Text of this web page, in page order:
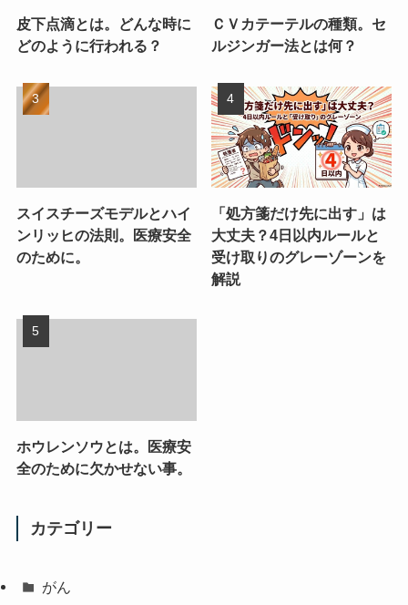
皮下点滴とは。どんな時に
どのように行われる？
ＣＶカテーテルの種類。セ
ルジンガー法とは何？
スイスチーズモデルとハイ
ンリッヒの法則。医療安全
のために。
「処方箋だけ先に出す」は
大丈夫？4日以内ルールと
受け取りのグレーゾーンを
解説
ホウレンソウとは。医療安
全のために欠かせない事。
カテゴリー
がん